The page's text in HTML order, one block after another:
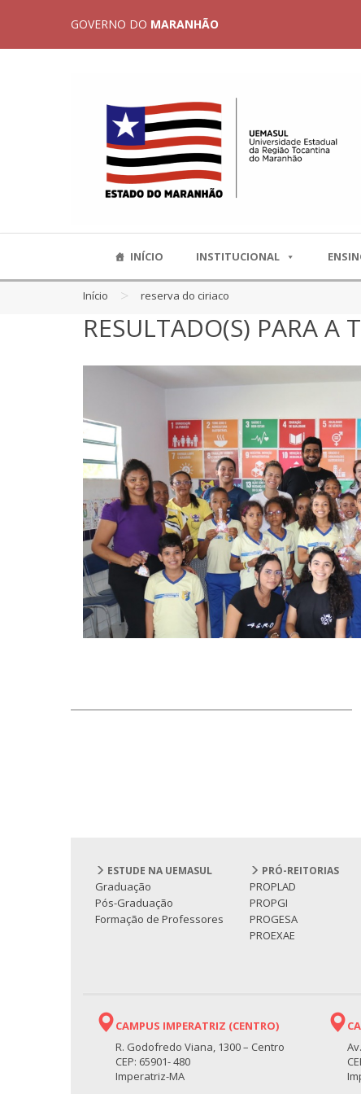
GOVERNO DO MARANHÃO
INÍCIO INSTITUCIONAL
Início > reserva do ciriaco
RESULTADO(S) PARA A
ESTUDE NA UEMASUL
Graduação
Pós-Graduação
Formação de Professores
PRÓ-REITORIAS
PROPLAD
PROPGI
PROGESA
PROEXAE
CAMPUS IMPERATRIZ (CENTRO)
R. Godofredo Viana, 1300 – Centro
CEP: 65901- 480
Imperatriz-MA